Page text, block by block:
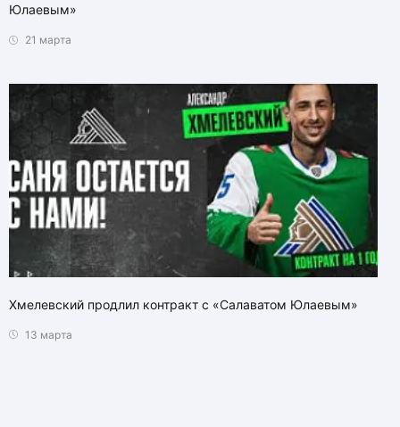
Юлаевым»
21 марта
Хмелевский продлил контракт с «Салаватом Юлаевым»
13 марта